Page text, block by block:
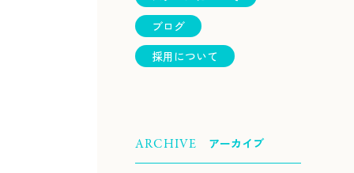
ブログ
採用について
ARCHIVE アーカイブ